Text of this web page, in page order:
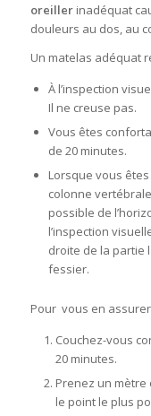
oreillerinadéquat
douleurs au dos, au
Un matelas adéquat
À l’inspection
Il ne creuse pas.
Vous êtes
de 20 minutes.
Lorsque vous
colonne
possible de
l’inspection
droite de la partie
fessier.
Pour vous en
Couchez-vous
20 minutes.
Prenez un mètre
le point le plus